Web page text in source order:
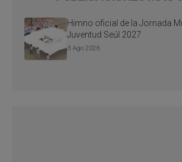
Himno oficial de la Jornada
Juventud Seúl 2027
3 Ago 2026